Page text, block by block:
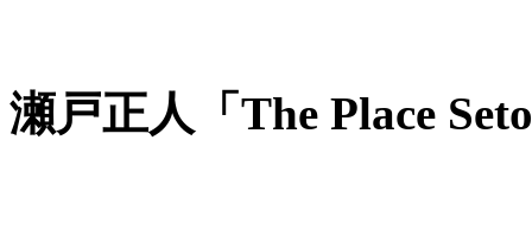
瀬戸正人「The Place